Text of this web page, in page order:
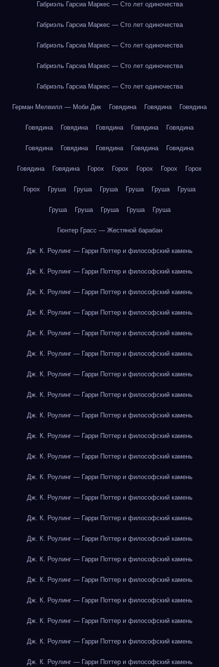
Габриэль Гарсиа Маркес — Сто лет одиночества
Габриэль Гарсиа Маркес — Сто лет одиночества
Габриэль Гарсиа Маркес — Сто лет одиночества
Габриэль Гарсиа Маркес — Сто лет одиночества
Габриэль Гарсиа Маркес — Сто лет одиночества
Герман Мелвилл — Моби Дик Говядина Говядина Говядина
Говядина Говядина Говядина Говядина Говядина
Говядина Говядина Говядина Говядина Говядина
Говядина Говядина Горох Горох Горох Горох Горох
Горох Груша Груша Груша Груша Груша Груша
Груша Груша Груша Груша Груша
Гюнтер Грасс — Жестяной барабан
Дж. К. Роулинг — Гарри Поттер и философский камень
Дж. К. Роулинг — Гарри Поттер и философский камень
Дж. К. Роулинг — Гарри Поттер и философский камень
Дж. К. Роулинг — Гарри Поттер и философский камень
Дж. К. Роулинг — Гарри Поттер и философский камень
Дж. К. Роулинг — Гарри Поттер и философский камень
Дж. К. Роулинг — Гарри Поттер и философский камень
Дж. К. Роулинг — Гарри Поттер и философский камень
Дж. К. Роулинг — Гарри Поттер и философский камень
Дж. К. Роулинг — Гарри Поттер и философский камень
Дж. К. Роулинг — Гарри Поттер и философский камень
Дж. К. Роулинг — Гарри Поттер и философский камень
Дж. К. Роулинг — Гарри Поттер и философский камень
Дж. К. Роулинг — Гарри Поттер и философский камень
Дж. К. Роулинг — Гарри Поттер и философский камень
Дж. К. Роулинг — Гарри Поттер и философский камень
Дж. К. Роулинг — Гарри Поттер и философский камень
Дж. К. Роулинг — Гарри Поттер и философский камень
Дж. К. Роулинг — Гарри Поттер и философский камень
Дж. К. Роулинг — Гарри Поттер и философский камень
Дж. К. Роулинг — Гарри Поттер и философский камень